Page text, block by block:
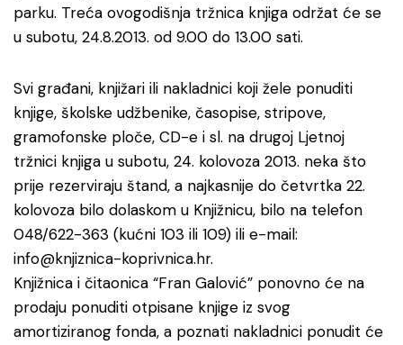
parku. Treća ovogodišnja tržnica knjiga održat će se
u subotu, 24.8.2013. od 9.00 do 13.00 sati.
Svi građani, knjižari ili nakladnici koji žele ponuditi
knjige, školske udžbenike, časopise, stripove,
gramofonske ploče, CD-e i sl. na drugoj Ljetnoj
tržnici knjiga u subotu, 24. kolovoza 2013. neka što
prije rezerviraju štand, a najkasnije do četvrtka 22.
kolovoza bilo dolaskom u Knjižnicu, bilo na telefon
048/622-363 (kućni 103 ili 109) ili e-mail:
info@knjiznica-koprivnica.hr.
Knjižnica i čitaonica “Fran Galović” ponovno će na
prodaju ponuditi otpisane knjige iz svog
amortiziranog fonda, a poznati nakladnici ponudit će